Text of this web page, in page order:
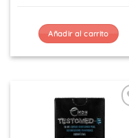
Añadir al carrito